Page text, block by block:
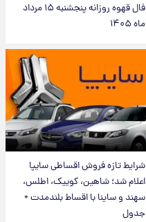
فال قهوه روزانه پنجشنبه ۱۵ مرداد
ماه ۱۴۰۵
شرایط تازه فروش اقساطی سایپا
اعلام شد؛ شاهین، کوییک، اطلس،
سهند و ساینا با اقساط بلندمدت +
جدول